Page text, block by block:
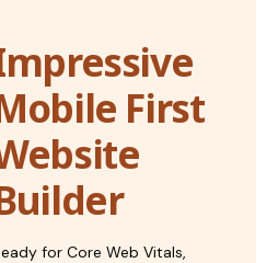
First
for Core Web Vitals,